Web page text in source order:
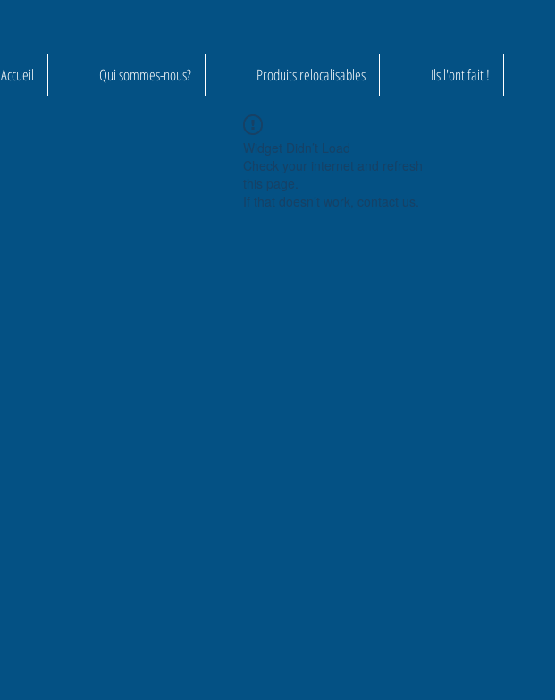
Accueil Qui sommes-nous? Produits relocalisables Ils l'ont fait !
Widget Didn’t Load
Check your internet and refresh
this page.
If that doesn’t work, contact us.